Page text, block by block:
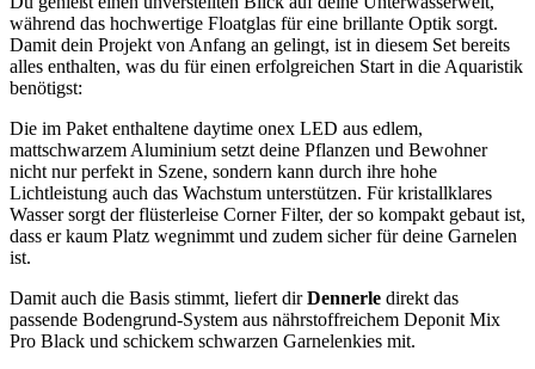
während das hochwertige Floatglas für eine brillante Optik sorgt.
Damit dein Projekt von Anfang an gelingt, ist in diesem Set bereits
alles enthalten, was du für einen erfolgreichen Start in die Aquaristik
benötigst:
Die im Paket enthaltene daytime onex LED aus edlem,
mattschwarzem Aluminium setzt deine Pflanzen und Bewohner
nicht nur perfekt in Szene, sondern kann durch ihre hohe
Lichtleistung auch das Wachstum unterstützen. Für kristallklares
Wasser sorgt der flüsterleise Corner Filter, der so kompakt gebaut ist,
dass er kaum Platz wegnimmt und zudem sicher für deine Garnelen
ist.
Damit auch die Basis stimmt, liefert dirDennerle direkt das
passende Bodengrund-System aus nährstoffreichem Deponit Mix
Pro Black und schickem schwarzen Garnelenkies mit.